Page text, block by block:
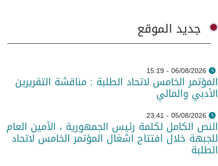
جديد الموقع
06/08/2026 - 15:19
المؤتمر الخامس لاتحاد الطلبة : مناقشة التقريرين
الأدبي والمالي
05/08/2026 - 23:41
النص الكامل لكلمة رئيس الجمهورية ، الأمين العام
للجبهة خلال افتتاح اشغال المؤتمر الخامس لاتحاد
الطلبة